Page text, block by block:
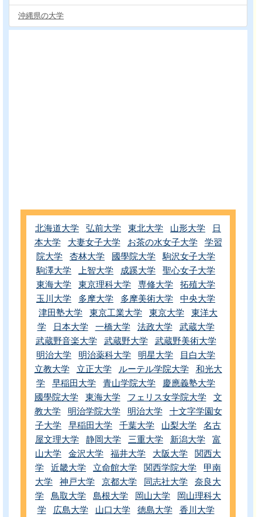
沖縄県の大学
北海道大学 弘前大学 東北大学 山形大学
日
本大学
大妻女子大学 お茶の水女子大学
学習
院大学
杏林大学 國學院大学
駒沢女子大学
駒澤大学
上智大学 成蹊大学
聖心女子大学
東海大学
東京理科大学 専修大学
拓殖大学
玉川大学
多摩大学 多摩美術大学
中央大学
津田塾大学
東京工業大学 東京大学
東洋大
学
日本大学 一橋大学 法政大学
武蔵大学
武蔵野音楽大学
武蔵野大学
武蔵野美術大学
明治大学
明治薬科大学 明星大学
目白大学
立教大学
立正大学 ルーテル学院大学
和光大
学
早稲田大学 青山学院大学
慶應義塾大学
國學院大学
東海大学 フェリス女学院大学
文
教大学
明治学院大学 明治大学
十文字学園女
子大学
早稲田大学 千葉大学 山梨大学
名古
屋文理大学
静岡大学 三重大学 新潟大学
富
山大学
金沢大学 福井大学 大阪大学
関西大
学
近畿大学 立命館大学 関西学院大学
甲南
大学
神戸大学 京都大学 同志社大学
奈良大
学
鳥取大学 島根大学 岡山大学
岡山理科大
学
広島大学 山口大学 徳島大学 香川大学